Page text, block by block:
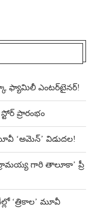
ఫ్యామిలీ ఎంటర్‌టైనర్!
ప్రారంభం
‘అమెన్’ విడుదల!
గారి తాలూకా’ ప్రీ
‘త్రికాల’ మూవీ